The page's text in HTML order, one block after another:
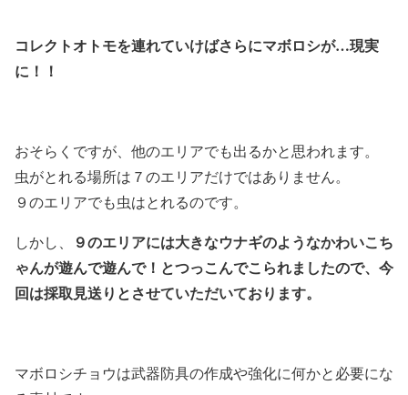
コレクトオトモを連れていけばさらにマボロシが…現実
に！！
おそらくですが、他のエリアでも出るかと思われます。
虫がとれる場所は７のエリアだけではありません。
９のエリアでも虫はとれるのです。
しかし、
９のエリアには大きなウナギのようなかわいこち
ゃんが遊んで遊んで！とつっこんでこられましたので、今
回は採取見送りとさせていただいております。
マボロシチョウは武器防具の作成や強化に何かと必要にな